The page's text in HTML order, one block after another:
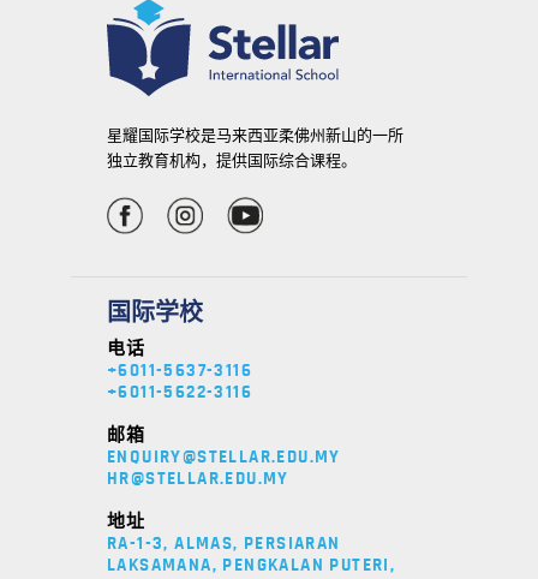
星耀国际学校是马来西亚柔佛州新山的一所
独立教育机构，提供国际综合课程。
国际学校
电话
+6011-5637-3116
+6011-5622-3116
邮箱
ENQUIRY@STELLAR.EDU.MY
HR@STELLAR.EDU.MY
地址
RA-1-3, ALMAS, PERSIARAN
LAKSAMANA, PENGKALAN PUTERI,